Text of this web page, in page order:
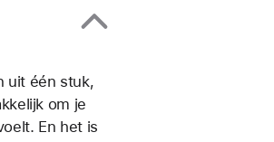
uit één stuk,
om je
En het is